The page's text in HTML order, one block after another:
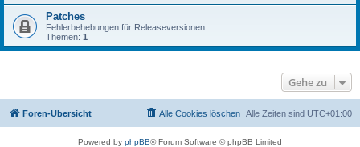
Patches
Fehlerbehebungen für Releaseversionen
Themen: 1
Gehe zu
Foren-Übersicht Alle Zeiten sind UTC+01:00
Alle Cookies löschen
Powered by phpBB® Forum Software © phpBB Limited